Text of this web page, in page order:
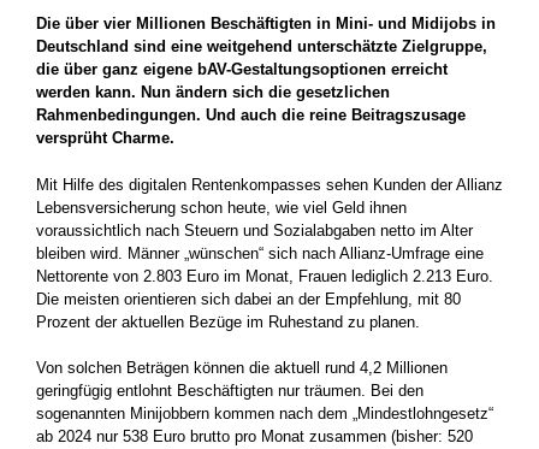
Die über vier Millionen Beschäftigten in Mini- und Midijobs in
Deutschland sind eine weitgehend unterschätzte Zielgruppe,
die über ganz eigene bAV-Gestaltungsoptionen erreicht
werden kann. Nun ändern sich die gesetzlichen
Rahmenbedingungen. Und auch die reine Beitragszusage
versprüht Charme.
Mit Hilfe des digitalen Rentenkompasses sehen Kunden der Allianz
Lebensversicherung schon heute, wie viel Geld ihnen
voraussichtlich nach Steuern und Sozialabgaben netto im Alter
bleiben wird. Männer „wünschen“ sich nach Allianz-Umfrage eine
Nettorente von 2.803 Euro im Monat, Frauen lediglich 2.213 Euro.
Die meisten orientieren sich dabei an der Empfehlung, mit 80
Prozent der ­aktuellen Bezüge im Ruhestand zu planen.
Von solchen Beträgen können die aktuell rund 4,2 Millionen
geringfügig entlohnt Beschäftigten nur träumen. Bei den
sogenannten Minijobbern kommen nach dem „Mindestlohngesetz“
ab 2024 nur 538 Euro brutto pro Monat zusammen (bisher: 520